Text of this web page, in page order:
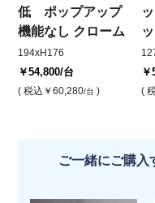
低 ポップアップ
機能なし クローム
194xH176
￥54,800/台
( 税込 ￥60,280/台 ) (
ご一緒にご購入